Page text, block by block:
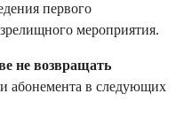
первого
мероприятия.
не возвращать
абонемента в следующих